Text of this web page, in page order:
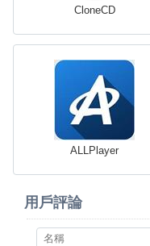
CloneCD
ALLPlayer
用戶評論